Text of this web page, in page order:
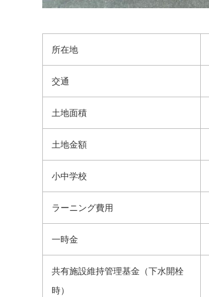
所在地
交通
土地面積
土地金額
小中学校
ラーニング費用
一時金
共有施設維持管理基金（下水開栓
時）